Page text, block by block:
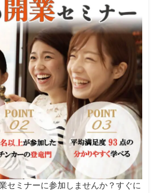
セミナーに参加しませんか？すぐに